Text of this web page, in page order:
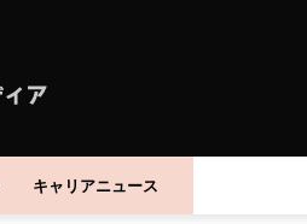
キャリアニュース